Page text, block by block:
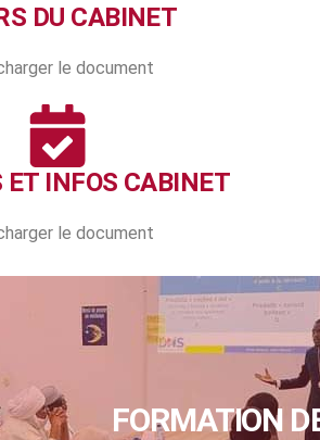
DU CABINET
le document
ET INFOS CABINET
le document
FORMATION